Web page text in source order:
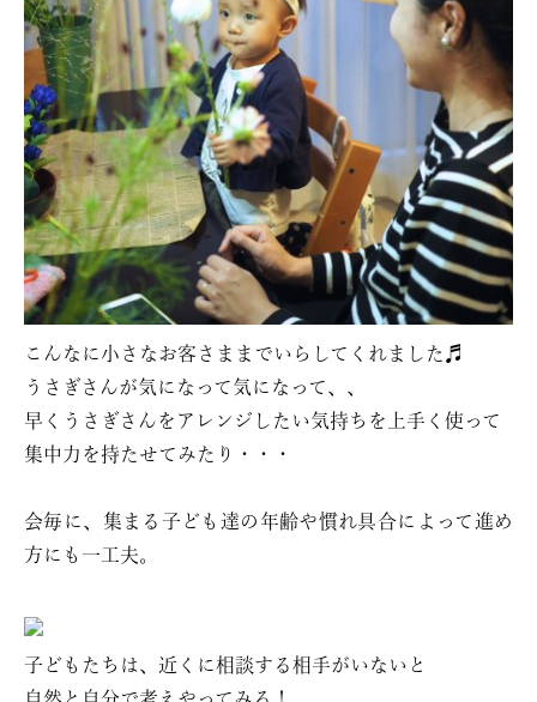
こんなに小さなお客さままでいらしてくれました♬
うさぎさんが気になって気になって、、
早くうさぎさんをアレンジしたい気持ちを上手く使って
集中力を持たせてみたり・・・
会毎に、集まる子ども達の年齢や慣れ具合によって進め
方にも一工夫。
子どもたちは、近くに相談する相手がいないと
自然と自分で考えやってみる！